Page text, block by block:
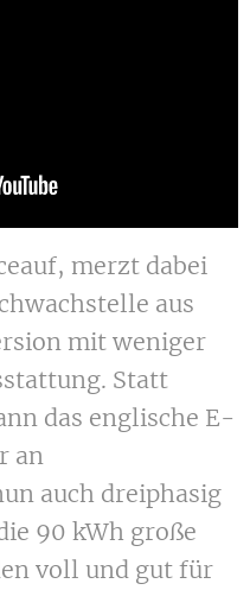
merzt dabei
aus
mit weniger
Statt
das englische E-
an
auch dreiphasig
90 kWh große
voll und gut für